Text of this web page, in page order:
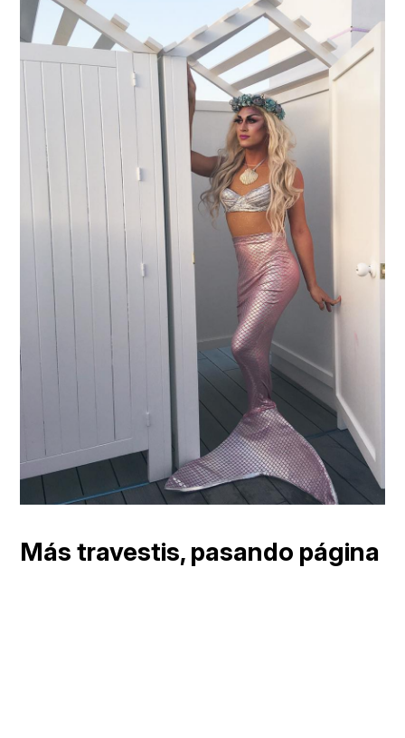
Más travestis, pasando página